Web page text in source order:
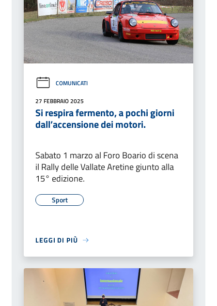
COMUNICATI
27 FEBBRAIO 2025
Si respira fermento, a pochi giorni
dall’accensione dei motori.
Sabato 1 marzo al Foro Boario di scena
il Rally delle Vallate Aretine giunto alla
15° edizione.
Sport
LEGGI DI PIÙ